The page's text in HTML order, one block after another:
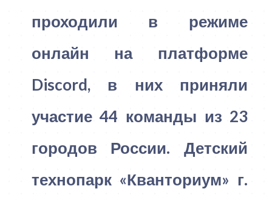
проходили в режиме
онлайн на платформе
Discord, в них приняли
участие 44 команды из 23
городов России. Детский
технопарк «Кванториум» г.